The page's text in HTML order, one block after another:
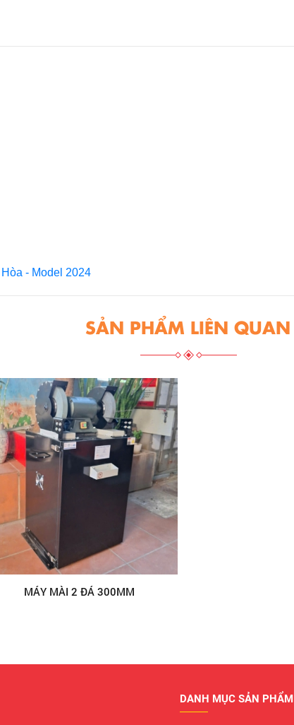
- Model 2024
SẢN PHẨM LIÊN QUAN
MÁY MÀI 2 ĐÁ 300MM
DANH MỤC SẢN PHẨM